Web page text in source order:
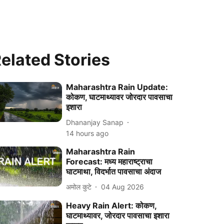
Stories
Maharashtra Rain Update:
कोकण, घाटमाथ्यावर जोरदार पावसाचा
इशारा
Dhananjay Sanap
14 hours ago
Maharashtra Rain
Forecast: मध्य महाराष्ट्राचा
घाटमाथा, विदर्भात पावसाचा अंदाज
अमोल कुटे 04 Aug 2026
Heavy Rain Alert: कोकण,
घाटमाथ्यावर, जोरदार पावसाचा इशारा